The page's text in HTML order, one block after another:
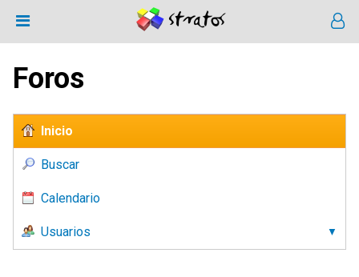
Foros
Inicio
Buscar
Calendario
Usuarios